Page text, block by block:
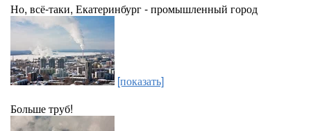
Но, всё-таки, Екатеринбург - промышленный город
[показать]
Больше труб!